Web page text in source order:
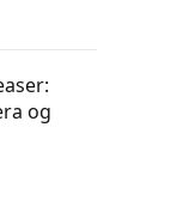
og